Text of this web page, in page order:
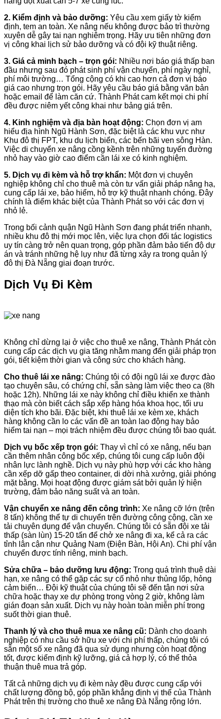
2. Kiểm định và bảo dưỡng: Yêu cầu xem giấy tờ kiểm
định, tem an toàn. Xe nâng nếu không được bảo trì thường
xuyên dễ gây tai nạn nghiêm trọng. Hãy ưu tiên những đơn
vị công khai lịch sử bảo dưỡng và có đội kỹ thuật riêng.
3. Giá cả minh bạch – trọn gói: Nhiều nơi báo giá thấp ban
đầu nhưng sau đó phát sinh phí vận chuyển, phí ngày nghỉ,
phí môi trường… Tổng cộng có khi cao hơn cả đơn vị báo
giá cao nhưng trọn gói. Hãy yêu cầu báo giá bằng văn bản
hoặc email để làm căn cứ. Thành Phát cam kết mọi chi phí
đều được niêm yết công khai như bảng giá trên.
4. Kinh nghiệm và địa bàn hoạt động: Chọn đơn vị am
hiểu địa hình Ngũ Hành Sơn, đặc biệt là các khu vực như
Khu đô thị FPT, khu du lịch biển, các bến bãi ven sông Hàn.
Việc di chuyển xe nâng cồng kềnh trên những tuyến đường
nhỏ hay vào giờ cao điểm cần lái xe có kinh nghiệm.
5. Dịch vụ đi kèm và hỗ trợ khẩn: Một đơn vị chuyên
nghiệp không chỉ cho thuê mà còn tư vấn giải pháp nâng hạ,
cung cấp lái xe, bảo hiểm, hỗ trợ kỹ thuật nhanh chóng. Đây
chính là điểm khác biệt của Thành Phát so với các đơn vị
nhỏ lẻ.
Trong bối cảnh quận Ngũ Hành Sơn đang phát triển nhanh,
nhiều khu đô thị mới mọc lên, việc lựa chọn đối tác logistics
uy tín càng trở nên quan trọng, góp phần đảm bảo tiến độ dự
án và tránh những hệ lụy như đã từng xảy ra trong quản lý
đô thị Đà Nẵng giai đoạn trước.
Dịch Vụ Đi Kèm
Không chỉ dừng lại ở việc cho thuê xe nâng, Thành Phát còn
cung cấp các dịch vụ gia tăng nhằm mang đến giải pháp trọn
gói, tiết kiệm thời gian và công sức cho khách hàng.
Cho thuê lái xe nâng: Chúng tôi có đội ngũ lái xe được đào
tạo chuyên sâu, có chứng chỉ, sẵn sàng làm việc theo ca (8h
hoặc 12h). Những lái xe này không chỉ điều khiển xe thành
thạo mà còn biết cách sắp xếp hàng hóa khoa học, tối ưu
diện tích kho bãi. Đặc biệt, khi thuê lái xe kèm xe, khách
hàng không cần lo các vấn đề an toàn lao động hay bảo
hiểm tai nạn – mọi trách nhiệm đều được chúng tôi bao quát.
Dịch vụ bốc xếp trọn gói: Thay vì chỉ có xe nâng, nếu bạn
cần thêm nhân công bốc xếp, chúng tôi cung cấp luôn đội
nhân lực lành nghề. Dịch vụ này phù hợp với các kho hàng
cần xếp dỡ gấp theo container, di dời nhà xưởng, giải phóng
mặt bằng. Mọi hoạt động được giám sát bởi quản lý hiện
trường, đảm bảo năng suất và an toàn.
Vận chuyển xe nâng đến công trình: Xe nâng cỡ lớn (trên
8 tấn) không thể tự di chuyển trên đường công cộng, cần xe
tải chuyên dụng để vận chuyển. Chúng tôi có sẵn đội xe tải
thấp (sàn lùn) 15-20 tấn để chở xe nâng đi xa, kể cả ra các
tỉnh lân cận như Quảng Nam (Điện Bàn, Hội An). Chi phí vận
chuyển được tính riêng, minh bạch.
Sửa chữa – bảo dưỡng lưu động: Trong quá trình thuê dài
hạn, xe nâng có thể gặp các sự cố nhỏ như thủng lốp, hỏng
cảm biến… Đội kỹ thuật của chúng tôi sẽ đến tận nơi sửa
chữa hoặc thay xe dự phòng trong vòng 2 giờ, không làm
gián đoạn sản xuất. Dịch vụ này hoàn toàn miễn phí trong
suốt thời gian thuê.
Thanh lý và cho thuê mua xe nâng cũ: Dành cho doanh
nghiệp có nhu cầu sở hữu xe với chi phí thấp, chúng tôi có
sẵn một số xe nâng đã qua sử dụng nhưng còn hoạt động
tốt, được kiểm định kỹ lưỡng, giá cả hợp lý, có thể thỏa
thuận thuê mua trả góp.
Tất cả những dịch vụ đi kèm này đều được cung cấp với
chất lượng đồng bộ, góp phần khẳng định vị thế của Thành
Phát trên thị trường cho thuê xe nâng Đà Nẵng rộng lớn.